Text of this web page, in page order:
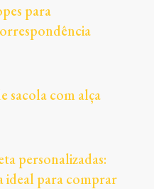
para
sacola com alça
personalizadas:
ideal para comprar